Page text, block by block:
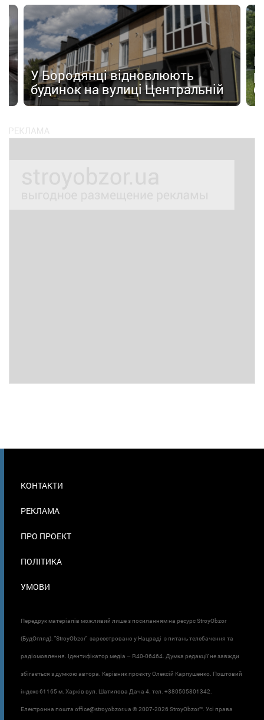
У Бородянці відновлюють
будинок на вулиці Центральній
В
КОНТАКТИ
РЕКЛАМА
ПРО ПРОЕКТ
ПОЛІТИКА
УМОВИ
Передрук матеріалів можливий лише з посиланням на ресурс StroyObzor
(БудОгляд). "StroyObzor" зареєстровано у Нацраді з питань телебачення та
радіомовлення. Ідентифікатор медіа – R40-06464. Думка редакції не завжди
збігається з думкою автора. Керівник проєкту Олексій Карпушенко. Поштовий
індекс 61165 м. Харків вул. Шатилова Дача 4. тел. +380505801342.
Електронна пошта office@stroyobzor.ua © 2007-2026 StroyObzor™. Усі права